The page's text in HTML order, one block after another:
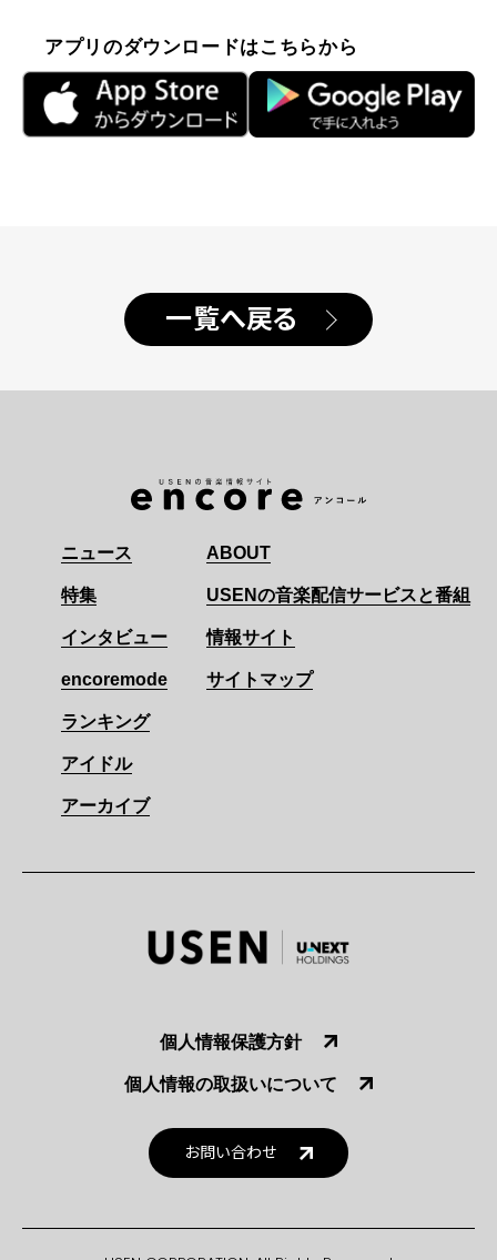
アプリのダウンロードはこちらから
一覧へ戻る
ニュース
特集
インタビュー
encoremode
ランキング
アイドル
アーカイブ
ABOUT
USENの音楽配信サービスと番組
情報サイト
サイトマップ
個人情報保護方針
個人情報の取扱いについて
お問い合わせ